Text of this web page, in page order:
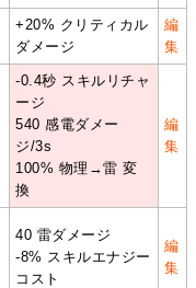
+20% クリティカル
ダメージ
編
集
-0.4秒 スキルリチャ
ージ
540 感電ダメー
ジ/3s
100% 物理→雷 変
換
編
集
40 雷ダメージ
-8% スキルエナジー
コスト
編
集